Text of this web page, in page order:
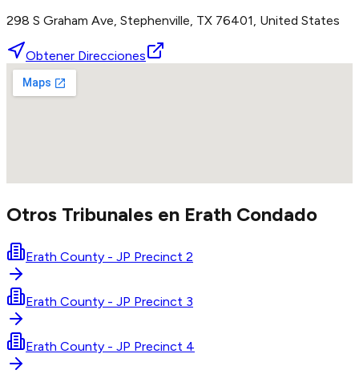
298 S Graham Ave, Stephenville, TX 76401, United States
Obtener Direcciones
Otros Tribunales en Erath Condado
Erath County - JP Precinct 2
Erath County - JP Precinct 3
Erath County - JP Precinct 4